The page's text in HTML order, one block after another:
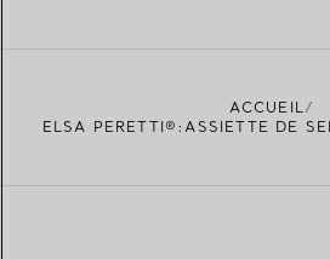
ACCUEIL
ELSA PERETTI®:ASSIETTE DE